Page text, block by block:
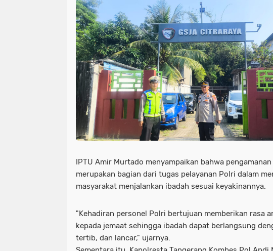
IPTU Amir Murtado menyampaikan bahwa
merupakan bagian dari tugas pelayanan Polri dalam
masyarakat menjalankan ibadah sesuai keyakinannya.
"Kehadiran personel Polri bertujuan memberikan rasa
kepada jemaat sehingga ibadah dapat berlangsung
tertib, dan lancar," ujarnya.